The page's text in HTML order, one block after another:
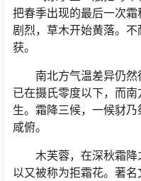
把春季出现的最后一次
剧烈，草木开始黄落。
获。
南北方气温差异仍然
已在摄氏零度以下，而
生。霜降三候，一候豺
咸俯。
木芙蓉，在深秋霜降
以又被称为拒霜花。著